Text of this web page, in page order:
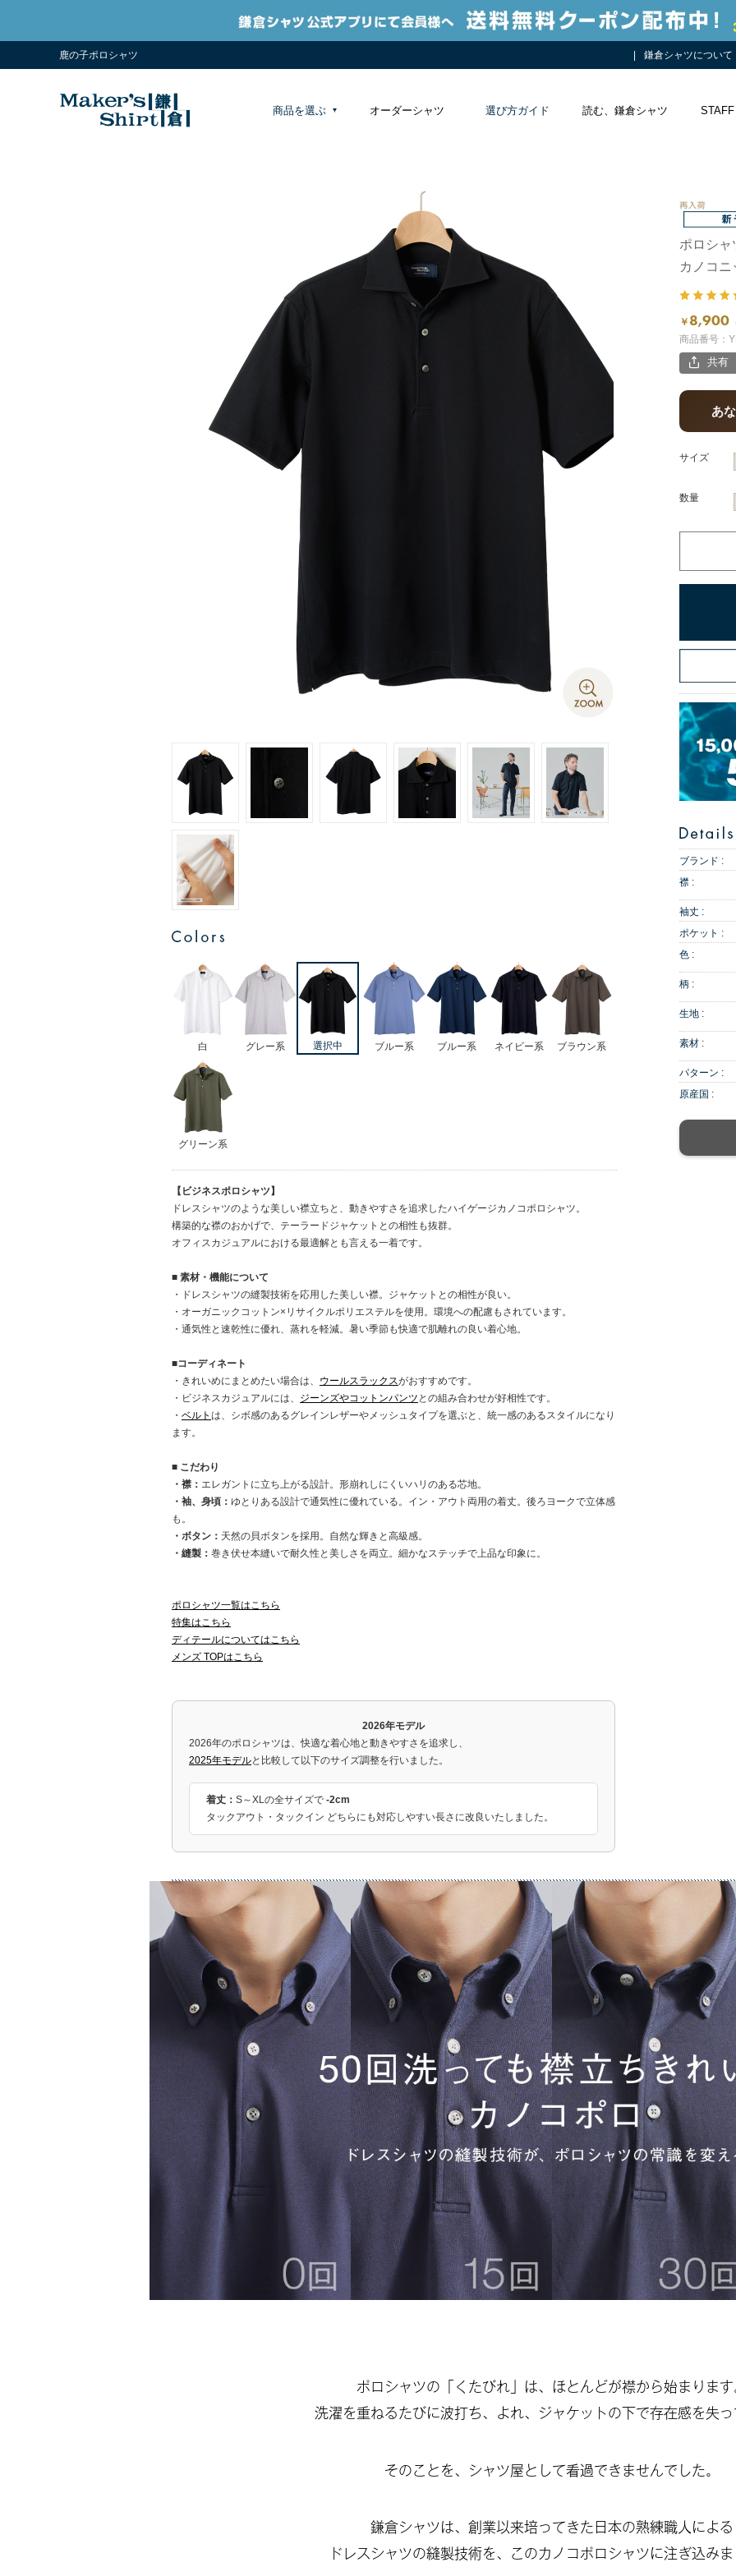
鹿の子ポロシャツ 鎌倉シャツについて
商品を選ぶ オーダーシャツ 選び方ガイド 読む、鎌倉シャツ
白 グレー系 ブルー系 ブルー系 ネイビー系 ブラウン系
グリーン系
【ビジネスポロシャツ】
ドレスシャツのような美しい襟立ちと、動きやすさを追求したハイゲージカノコポロシャツ。
構築的な襟のおかげで、テーラードジャケットとの相性も抜群。
オフィスカジュアルにおける最適解とも言える一着です。
■ 素材・機能について
・ドレスシャツの縫製技術を応用した美しい襟。ジャケットとの相性が良い。
・オーガニックコットン×リサイクルポリエステルを使用。環境への配慮もされています。
・通気性と速乾性に優れ、蒸れを軽減。暑い季節も快適で肌離れの良い着心地。
■コーディネート
・きれいめにまとめたい場合は、 ウールスラックスがおすすめです。
・ビジネスカジュアルには、 ジーンズやコットンパンツ との組み合わせが好相性です。
・ ベルト は、シボ感のあるグレインレザーやメッシュタイプを選ぶと、統一感のあるスタイルになり
ます。
■ こだわり
・襟： エレガントに立ち上がる設計。形崩れしにくいハリのある芯地。
・袖、身頃： ゆとりある設計で通気性に優れている。イン・アウト両用の着丈。後ろヨークで立体感
も。
・ボタン： 天然の貝ボタンを採用。自然な輝きと高級感。
・縫製： 巻き伏せ本縫いで耐久性と美しさを両立。細かなステッチで上品な印象に。
ポロシャツ一覧はこちら
特集はこちら
ディテールについてはこちら
メンズ TOPはこちら
2026年モデル
2026年のポロシャツは、快適な着心地と動きやすさを追求し、
2025年モデルと比較して以下のサイズ調整を行いました。
着丈： S～XLの全サイズで -2cm
タックアウト・タックイン どちらにも対応しやすい長さに改良いたしました。
ポロシャ
カノコニ
￥ 8,900
商品番号：
共有
あ
サイズ
数量
ブランド :
襟 :
袖丈 :
ポケット :
色 :
柄 :
生地 :
素材 :
パターン :
原産国 :
ポロシャツの「くたびれ」は、ほとんどが襟から始まります
洗濯を重ねるたびに波打ち、よれ、ジャケットの下で存在感を失っ
そのことを、シャツ屋として看過できませんでした。
鎌倉シャツは、創業以来培ってきた日本の熟練職人による
ドレスシャツの縫製技術を、このカノコポロシャツに注ぎ込みま